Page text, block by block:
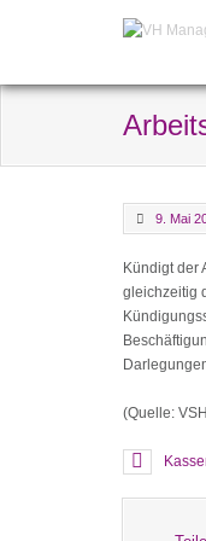
9. Mai
Kündigt der
gleichzeitig
(Quelle: